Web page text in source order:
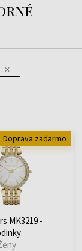
Doprava zadarmo
MK3219 -